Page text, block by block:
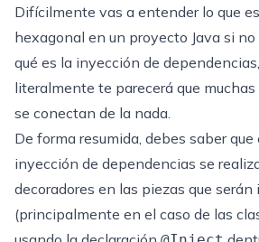
Difícilmente vas a entender lo que
hexagonal en un proyecto Java si
qué es la inyección de
literalmente te parecerá que
se conectan de la nada.
De forma resumida, debes saber que
inyección de dependencias se
decoradores en las piezas que
(principalmente en el caso de las